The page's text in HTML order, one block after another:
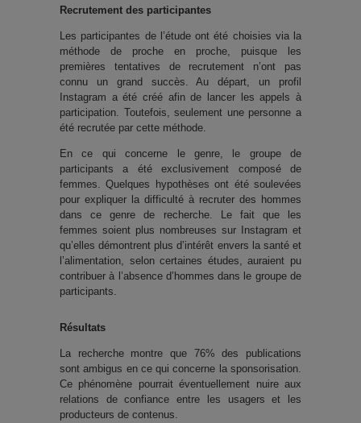
Recrutement des participantes
Les participantes de l’étude ont été choisies via la
méthode de proche en proche, puisque les
premières tentatives de recrutement n’ont pas
connu un grand succès. Au départ, un profil
Instagram a été créé afin de lancer les appels à
participation. Toutefois, seulement une personne a
été recrutée par cette méthode.
En ce qui concerne le genre, le groupe de
participants a été exclusivement composé de
femmes. Quelques hypothèses ont été soulevées
pour expliquer la difficulté à recruter des hommes
dans ce genre de recherche. Le fait que les
femmes soient plus nombreuses sur Instagram et
qu’elles démontrent plus d’intérêt envers la santé et
l’alimentation, selon certaines études, auraient pu
contribuer à l’absence d’hommes dans le groupe de
participants.
Résultats
La recherche montre que 76% des publications
sont ambigus en ce qui concerne la sponsorisation.
Ce phénomène pourrait éventuellement nuire aux
relations de confiance entre les usagers et les
producteurs de contenus.